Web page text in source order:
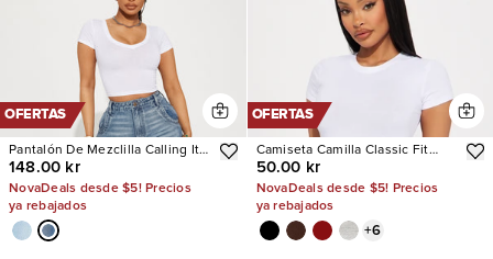
OFERTAS
Pantalón De Mezclilla Calling It
Off Baggy
148.00 kr
NovaDeals desde $5! Precios
ya rebajados
OFERTAS
Camiseta Camilla Classic Fit
Crew Neck
50.00 kr
NovaDeals desde $5! Precios
ya rebajados
+6